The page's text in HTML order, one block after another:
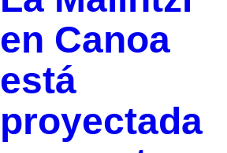
en Canoa
está
proyectada